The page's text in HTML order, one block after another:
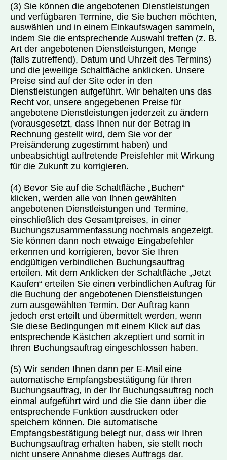
(3) Sie können die angebotenen Dienstleistungen
und verfügbaren Termine, die Sie buchen möchten,
auswählen und in einem Einkaufswagen sammeln,
indem Sie die entsprechende Auswahl treffen (z. B.
Art der angebotenen Dienstleistungen, Menge
(falls zutreffend), Datum und Uhrzeit des Termins)
und die jeweilige Schaltfläche anklicken. Unsere
Preise sind auf der Site oder in den
Dienstleistungen aufgeführt. Wir behalten uns das
Recht vor, unsere angegebenen Preise für
angebotene Dienstleistungen jederzeit zu ändern
(vorausgesetzt, dass Ihnen nur der Betrag in
Rechnung gestellt wird, dem Sie vor der
Preisänderung zugestimmt haben) und
unbeabsichtigt auftretende Preisfehler mit Wirkung
für die Zukunft zu korrigieren.
(4) Bevor Sie auf die Schaltfläche „Buchen“
klicken, werden alle von Ihnen gewählten
angebotenen Dienstleistungen und Termine,
einschließlich des Gesamtpreises, in einer
Buchungszusammenfassung nochmals angezeigt.
Sie können dann noch etwaige Eingabefehler
erkennen und korrigieren, bevor Sie Ihren
endgültigen verbindlichen Buchungsauftrag
erteilen. Mit dem Anklicken der Schaltfläche „Jetzt
Kaufen“ erteilen Sie einen verbindlichen Auftrag für
die Buchung der angebotenen Dienstleistungen
zum ausgewählten Termin. Der Auftrag kann
jedoch erst erteilt und übermittelt werden, wenn
Sie diese Bedingungen mit einem Klick auf das
entsprechende Kästchen akzeptiert und somit in
Ihren Buchungsauftrag eingeschlossen haben.
(5) Wir senden Ihnen dann per E-Mail eine
automatische Empfangsbestätigung für Ihren
Buchungsauftrag, in der Ihr Buchungsauftrag noch
einmal aufgeführt wird und die Sie dann über die
entsprechende Funktion ausdrucken oder
speichern können. Die automatische
Empfangsbestätigung belegt nur, dass wir Ihren
Buchungsauftrag erhalten haben, sie stellt noch
nicht unsere Annahme dieses Auftrags dar.